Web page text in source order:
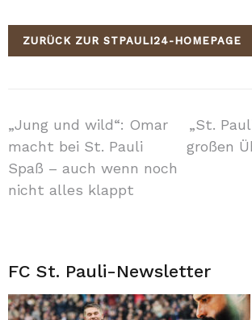
ZURÜCK ZUR STPAULI24-HOMEPAGE
Beitragsnavigation
„Jung und wild“: Omar
macht bei St. Pauli
Spaß – auch wenn noch
nicht alles klappt
„St.
großen
FC St. Pauli-Newsletter